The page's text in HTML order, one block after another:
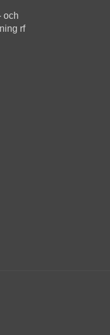
och
rf